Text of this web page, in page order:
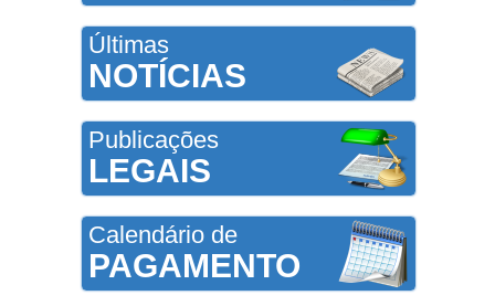
Últimas
NOTÍCIAS
Publicações
LEGAIS
Calendário de
PAGAMENTO